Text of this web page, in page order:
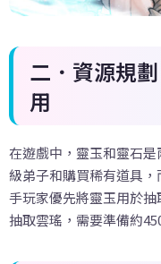
二．資源規
用
在遊戲中，靈玉和靈石
級弟子和購買稀有道具
手玩家優先將靈玉用於
抽取雲瑤，需要準備約